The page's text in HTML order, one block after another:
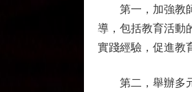
第一，加強教師
導，包括教育活動
實踐經驗，促進教
第二，舉辦多元